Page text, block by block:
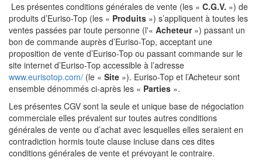
Les présentes conditions générales de vente (les « C.G.V. ») de
produits d’Euriso-Top (les « Produits ») s’appliquent à toutes les
ventes passées par toute personne (l'« Acheteur ») passant un
bon de commande auprès d’Euriso-Top, acceptant une
proposition de vente d’Euriso-Top ou passant commande sur le
site internet d’Euriso-Top accessible à l’adresse
www.eurisotop.com/ (le « Site »). Euriso-Top et l’Acheteur sont
ensemble dénommés ci-après les « Parties ».
Les présentes CGV sont la seule et unique base de négociation
commerciale elles prévalent sur toutes autres conditions
générales de vente ou d’achat avec lesquelles elles seraient en
contradiction hormis toute clause incluse dans ces dites
conditions générales de vente et prévoyant le contraire.